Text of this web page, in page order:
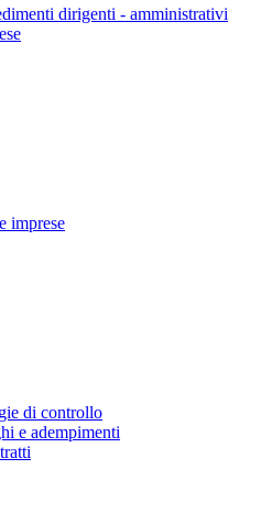
dirigenti - amministrativi
imprese
di controllo
e adempimenti